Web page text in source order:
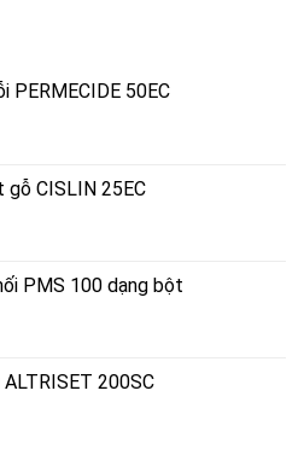
PERMECIDE 50EC
CISLIN 25EC
PMS 100 dạng bột
200SC